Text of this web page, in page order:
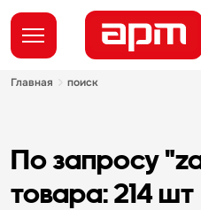
главная поиск
по запросу "zanolli" найдено
товара: 214 шт